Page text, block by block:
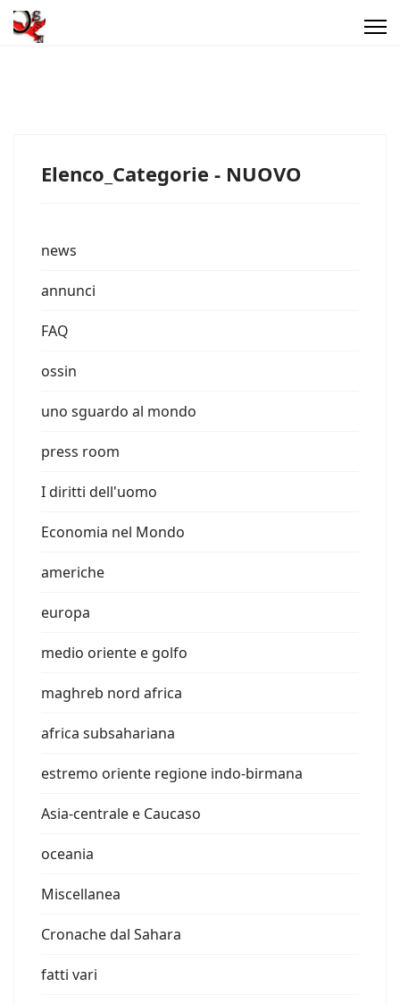
Elenco_Categorie - NUOVO
news
annunci
FAQ
ossin
uno sguardo al mondo
press room
I diritti dell'uomo
Economia nel Mondo
americhe
europa
medio oriente e golfo
maghreb nord africa
africa subsahariana
estremo oriente regione indo-birmana
Asia-centrale e Caucaso
oceania
Miscellanea
Cronache dal Sahara
fatti vari